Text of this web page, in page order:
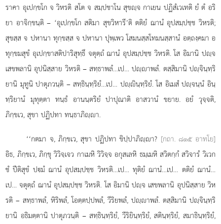
ราคา อุเปกฺขโก จ วิหรติ สโต จ สมฺปชาโน สุขฺจ กาเยน ปฏิสํเวเทติ ยํ ตํ อริ
ยา อาจิกฺขนฺติ – ‘อุเปกฺขโก สติมา สุขวิหารี’ติ ตติยํ ฌานํ อุปสมฺปชฺช วิหรติ;
สุขสฺส จ ปหานา ทุกฺขสฺส จ ปหานา ปุพฺเพว โสมนสฺสโทมนสฺสานํ อตฺถงฺคมา อ
ทุกฺขมสุขํ อุเปกฺขาสติปาริสุทฺธึ จตุตฺถํ ฌานํ อุปสมฺปชฺช วิหรติ. โส อิมานิ ปฺจ
เสขพลานิ อุปนิสฺสาย วิหรติ – สทฺธาพลํ…เป… ปฺาพลํ. ตสฺสิมานิ ปฺจินฺทฺริ
ยานิ มุทูนิ ปาตุภวนฺติ – สทฺธินฺทฺริยํ…เป… ปฺินฺทฺริยํ. โส อิเมสํ ปฺจนฺนํ อินฺ
ทฺริยานํ มุทุตฺตา ทนฺธํ อานนฺตริยํ ปาปุณาติ อาสวานํ ขยาย. อยํ วุจฺจติ,
ภิกฺขเว, สุขา ปฏิปทา ทนฺธาภิฺา.
‘‘กตมา จ, ภิกฺขเว, สุขา ปฏิปทา ขิปฺปาภิฺา? [กถา. ๘๑๕ อาทโย]
อิธ, ภิกฺขเว, ภิกฺขุ วิวิจฺเจว กาเมหิ วิวิจฺจ อกุสเลหิ ธมฺเมหิ สวิตกฺกํ สวิจารํ วิเวก
ชํ ปีติสุขํ ปมํ ฌานํ อุปสมฺปชฺช วิหรติ…เป… ทุติยํ ฌานํ…เป… ตติยํ ฌานํ…
เป…จตุตฺถํ ฌานํ อุปสมฺปชฺช วิหรติ. โส อิมานิ ปฺจ เสขพลานิ อุปนิสฺสาย วิห
รติ – สทฺธาพลํ, หิริพลํ, โอตฺตปฺปพลํ, วีริยพลํ, ปฺาพลํ. ตสฺสิมานิ ปฺจินฺทฺริ
ยานิ อธิมตฺตานิ ปาตุภวนฺติ – สทฺธินฺทฺริยํ, วีริยินฺทฺริยํ, สตินฺทฺริยํ, สมาธินฺทฺริยํ,